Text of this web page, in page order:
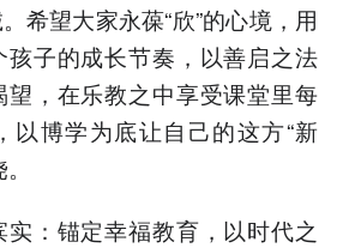
希望大家永葆“欣”的心境，用
子的成长节奏，以善启之法
望，在乐教之中享受课堂里每
以博学为底让自己的这方“新
：锚定幸福教育，以时代之